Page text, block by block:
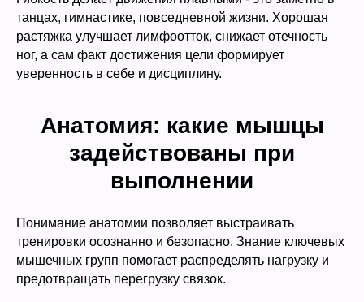
танцах, гимнастике, повседневной жизни. Хорошая
растяжка улучшает лимфоотток, снижает отечность
ног, а сам факт достижения цели формирует
уверенность в себе и дисциплину.
Анатомия: какие мышцы
задействованы при
выполнении
Понимание анатомии позволяет выстраивать
тренировки осознанно и безопасно. Знание ключевых
мышечных групп помогает распределять нагрузку и
предотвращать перегрузку связок.